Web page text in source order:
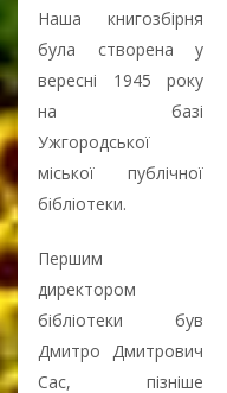
Наша книгозбірня
була створена у
вересні 1945 року
на базі
Ужгородської
міської публічної
бібліотеки.
Першим
директором
бібліотеки був
Дмитро Дмитрович
Сас, пізніше